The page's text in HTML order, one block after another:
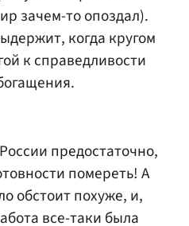
зачем-то опоздал).
когда кругом
к справедливости
предостаточно,
помереть! А
обстоит похуже, и,
все-таки была